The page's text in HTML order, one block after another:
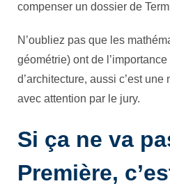
compenser un dossier de
N’oubliez pas que les
géométrie) ont de
d’architecture, aussi c’est
avec attention par le jury.
Si ça ne va
Première,